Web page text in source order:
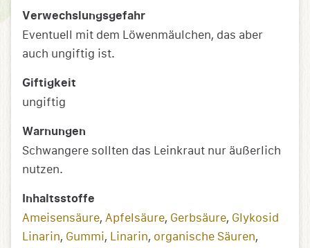
Verwechslungsgefahr
Eventuell mit dem Löwenmäulchen, das aber
auch ungiftig ist.
Giftigkeit
ungiftig
Warnungen
Schwangere sollten das Leinkraut nur äußerlich
nutzen.
Inhaltsstoffe
Ameisensäure, Apfelsäure, Gerbsäure, Glykosid
Linarin, Gummi, Linarin, organische Säuren,